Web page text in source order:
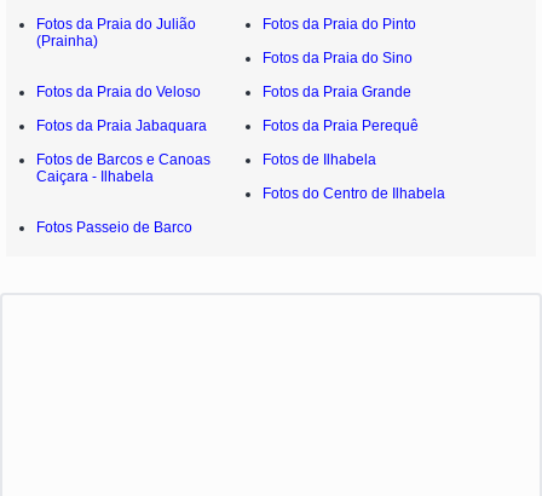
Fotos da Praia do Julião
(Prainha)
Fotos da Praia do Pinto
Fotos da Praia do Sino
Fotos da Praia do Veloso
Fotos da Praia Grande
Fotos da Praia Jabaquara
Fotos da Praia Perequê
Fotos de Barcos e Canoas
Caiçara - Ilhabela
Fotos de Ilhabela
Fotos do Centro de Ilhabela
Fotos Passeio de Barco